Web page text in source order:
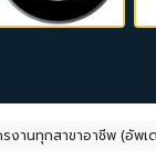
งานทุกสาขาอาชีพ (อัพเ